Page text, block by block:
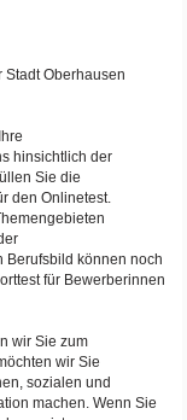
Stadt Oberhausen
hinsichtlich der
Sie die
den Onlinetest.
Berufsbild können noch
für Bewerberinnen
wir Sie zum
wir Sie
sozialen und
machen. Wenn Sie